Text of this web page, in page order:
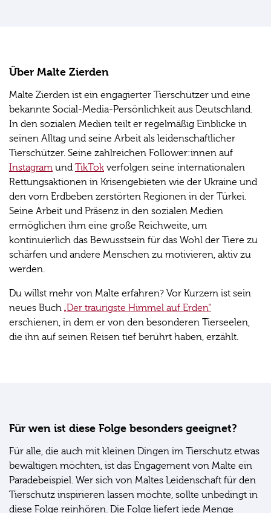
Über Malte Zierden
Malte Zierden ist ein engagierter Tierschützer und eine
bekannte Social-Media-Persönlichkeit aus Deutschland.
In den sozialen Medien teilt er regelmäßig Einblicke in
seinen Alltag und seine Arbeit als leidenschaftlicher
Tierschützer. Seine zahlreichen Follower:innen auf
Instagram und TikTok verfolgen seine internationalen
Rettungsaktionen in Krisengebieten wie der Ukraine und
den vom Erdbeben zerstörten Regionen in der Türkei.
Seine Arbeit und Präsenz in den sozialen Medien
ermöglichen ihm eine große Reichweite, um
kontinuierlich das Bewusstsein für das Wohl der Tiere zu
schärfen und andere Menschen zu motivieren, aktiv zu
werden.
Du willst mehr von Malte erfahren? Vor Kurzem ist sein
neues Buch „Der traurigste Himmel auf Erden“
erschienen, in dem er von den besonderen Tierseelen,
die ihn auf seinen Reisen tief berührt haben, erzählt.
Für wen ist diese Folge besonders geeignet?
Für alle, die auch mit kleinen Dingen im Tierschutz etwas
bewältigen möchten, ist das Engagement von Malte ein
Paradebeispiel. Wer sich von Maltes Leidenschaft für den
Tierschutz inspirieren lassen möchte, sollte unbedingt in
diese Folge reinhören. Die Folge liefert jede Menge